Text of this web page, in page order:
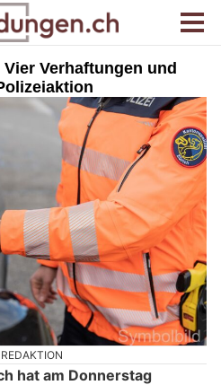
Verhaftungen und
hat am Donnerstag